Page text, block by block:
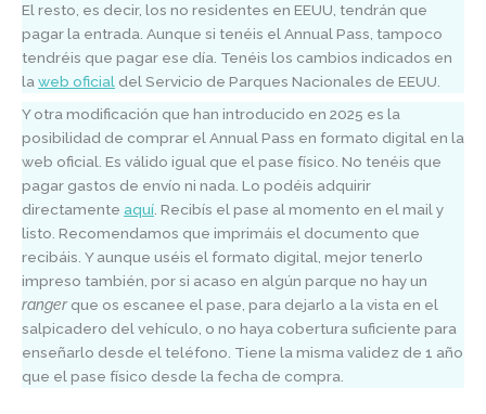
El resto, es decir, los no residentes en EEUU, tendrán que
pagar la entrada. Aunque si tenéis el Annual Pass, tampoco
tendréis que pagar ese día. Tenéis los cambios indicados en
laweb oficial del Servicio de Parques Nacionales de EEUU.
Y otra modificación que han introducido en 2025 es la
posibilidad de comprar el Annual Pass en formato digital en la
web oficial. Es válido igual que el pase físico. No tenéis que
pagar gastos de envío ni nada. Lo podéis adquirir
directamente aquí. Recibís el pase al momento en el mail y
listo. Recomendamos que imprimáis el documento que
recibáis. Y aunque uséis el formato digital, mejor tenerlo
impreso también, por si acaso en algún parque no hay un
rangerque os escanee el pase, para dejarlo a la vista en el
salpicadero del vehículo, o no haya cobertura suficiente para
enseñarlo desde el teléfono. Tiene la misma validez de 1 año
que el pase físico desde la fecha de compra.